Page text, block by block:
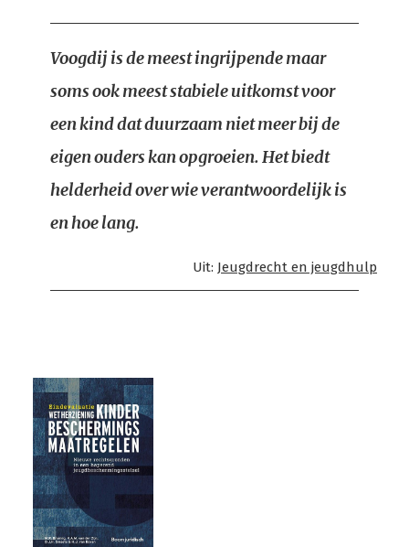
Voogdij is de meest ingrijpende maar
soms ook meest stabiele uitkomst voor
een kind dat duurzaam niet meer bij de
eigen ouders kan opgroeien. Het biedt
helderheid over wie verantwoordelijk is
en hoe lang.
Uit: Jeugdrecht en jeugdhulp